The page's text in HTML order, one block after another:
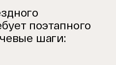
поэтапного
шаги: